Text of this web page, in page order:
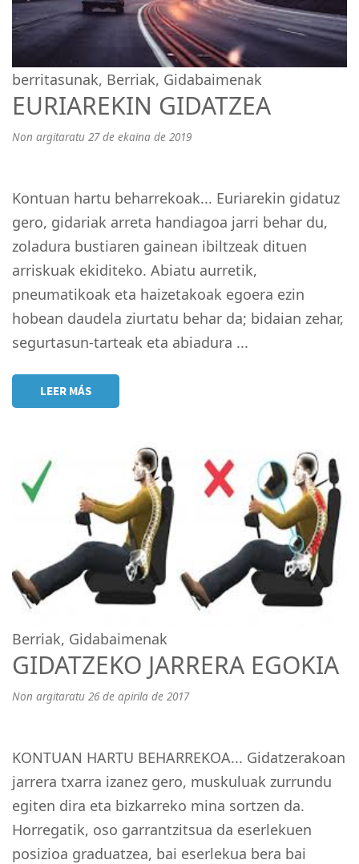
berritasunak, Berriak, Gidabaimenak
EURIAREKIN GIDATZEA
Non argitaratu 27 de ekaina de 2019
Kontuan hartu beharrekoak... Euriarekin gidatuz
gero, gidariak arreta handiagoa jarri behar du,
zoladura bustiaren gainean ibiltzeak dituen
arriskuak ekiditeko. Abiatu aurretik,
pneumatikoak eta haizetakoak egoera ezin
hobean daudela ziurtatu behar da; bidaian zehar,
segurtasun-tarteak eta abiadura ...
LEER MÁS
Berriak, Gidabaimenak
GIDATZEKO JARRERA EGOKIA
Non argitaratu 26 de apirila de 2017
KONTUAN HARTU BEHARREKOA... Gidatzerakoan
jarrera txarra izanez gero, muskuluak zurrundu
egiten dira eta bizkarreko mina sortzen da.
Horregatik, oso garrantzitsua da eserlekuen
posizioa graduatzea, bai eserlekua bera bai